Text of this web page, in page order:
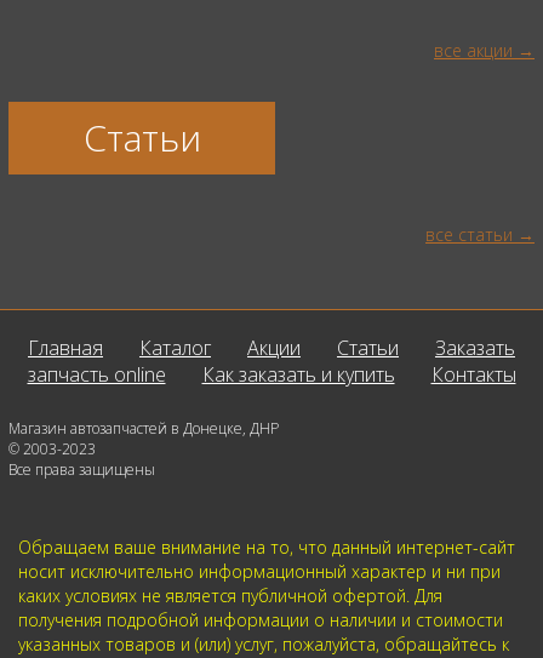
все акции
Статьи
все статьи
Главная Каталог Акции Статьи
Заказать
запчасть online
Как заказать и купить Контакты
Магазин автозапчастей в Донецке, ДНР
© 2003-2023
Все права защищены
Обращаем ваше внимание на то, что данный интернет-сайт
носит исключительно информационный характер и ни при
каких условиях не является публичной офертой. Для
получения подробной информации о наличии и стоимости
указанных товаров и (или) услуг, пожалуйста, обращайтесь к